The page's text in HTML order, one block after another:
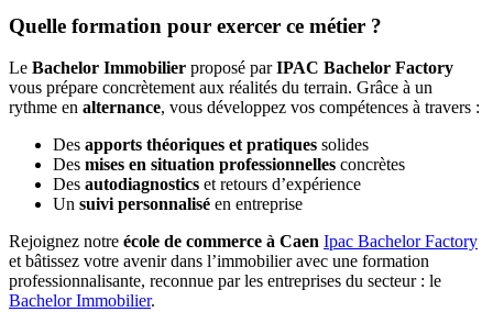
Quelle formation pour exercer ce métier ?
Le Bachelor Immobilier proposé parIPAC Bachelor Factory
vous prépare concrètement aux réalités du terrain. Grâce à un
rythme en alternance, vous développez vos compétences à travers :
Des apports théoriques et pratiques solides
Des mises en situation professionnelles concrètes
Des autodiagnostics et retours d’expérience
Un suivi personnalisé en entreprise
Rejoignez notre école de commerce à Caen Ipac Bachelor Factory
et bâtissez votre avenir dans l’immobilier avec une formation
professionnalisante, reconnue par les entreprises du secteur : le
Bachelor Immobilier.